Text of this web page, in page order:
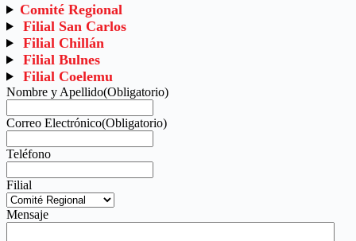
Comité Regional
Filial San Carlos
Filial Chillán
Filial Bulnes
Filial Coelemu
Nombre y Apellido(Obligatorio)
Correo Electrónico(Obligatorio)
Teléfono
Filial
Mensaje